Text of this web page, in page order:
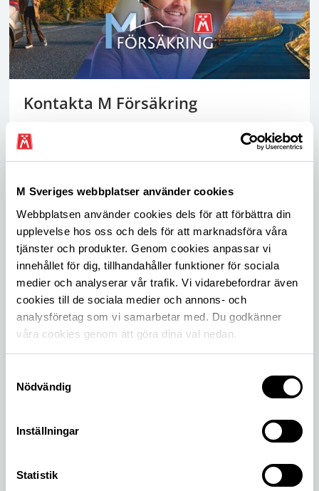
M Sveriges webbplatser använder cookies
Webbplatsen använder cookies dels för att förbättra din
upplevelse hos oss och dels för att marknadsföra våra
tjänster och produkter. Genom cookies anpassar vi
innehållet för dig, tillhandahåller funktioner för sociala
medier och analyserar vår trafik. Vi vidarebefordrar även
cookies till de sociala medier och annons- och
analysföretag som vi samarbetar med. Du godkänner
våra cookies genom att göra dina val nedan.
Nödvändig
Inställningar
Statistik
Kontakta M Försäkring
Hos oss får du snabb och personlig service med
korta svarstider. Vi hjälper dig att hitta rätt
försäkring.
Beräkna och beställ online
Flexibla bilförsäkringar med allrisk där du själv